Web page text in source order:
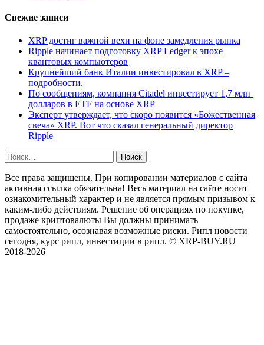
Свежие записи
XRP достиг важной вехи на фоне замедления рынка
Ripple начинает подготовку XRP Ledger к эпохе
квантовых компьютеров
Крупнейший банк Италии инвестировал в XRP –
подробности.
По сообщениям, компания Citadel инвестирует 1,7 млн ​​
долларов в ETF на основе XRP
Эксперт утверждает, что скоро появится «Божественная
свеча» XRP. Вот что сказал генеральный директор
Ripple
Найти:
Все права защищены. При копировании материалов с сайта
активная ссылка обязательна! Весь материал на сайте носит
ознакомительный характер и не является прямым призывом к
каким-либо действиям. Решение об операциях по покупке,
продаже криптовалюты Вы должны принимать
самостоятельно, осознавая возможные риски. Рипл новости
сегодня, курс рипл, инвестиции в рипл. © XRP-BUY.RU
2018-2026